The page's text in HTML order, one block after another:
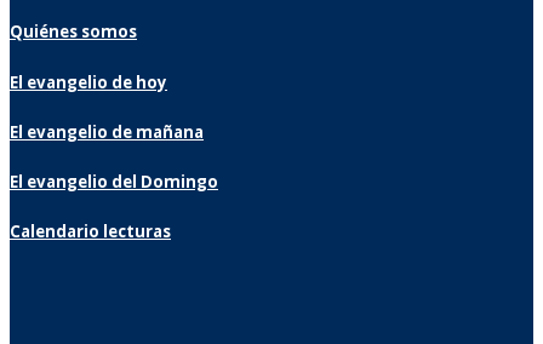
Quiénes somos
El evangelio de hoy
El evangelio de mañana
El evangelio del Domingo
Calendario lecturas